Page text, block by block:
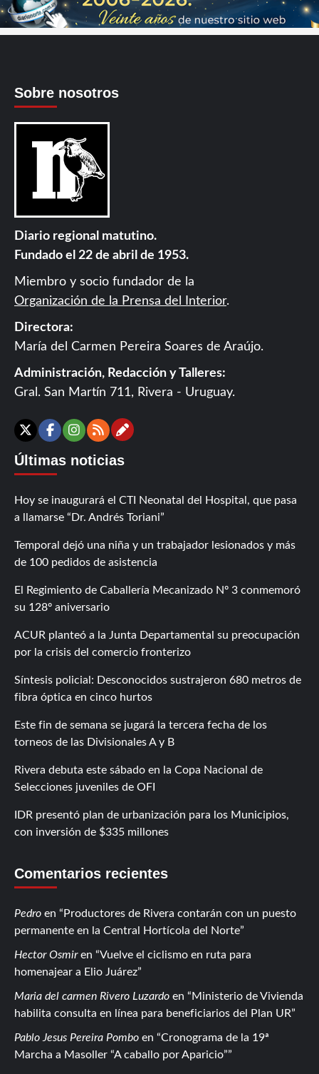
Sobre nosotros
Diario regional matutino.
Fundado el 22 de abril de 1953.
Miembro y socio fundador de la
Organización de la Prensa del Interior.
Directora:
María del Carmen Pereira Soares de Araújo.
Administración, Redacción y Talleres:
Gral. San Martín 711, Rivera - Uruguay.
X Facebook
Instagram
RSSContáctanos
Últimas noticias
Hoy se inaugurará el CTI Neonatal del Hospital, que pasa
a llamarse “Dr. Andrés Toriani”
Temporal dejó una niña y un trabajador lesionados y más
de 100 pedidos de asistencia
El Regimiento de Caballería Mecanizado Nº 3 conmemoró
su 128º aniversario
ACUR planteó a la Junta Departamental su preocupación
por la crisis del comercio fronterizo
Síntesis policial: Desconocidos sustrajeron 680 metros de
fibra óptica en cinco hurtos
Este fin de semana se jugará la tercera fecha de los
torneos de las Divisionales A y B
Rivera debuta este sábado en la Copa Nacional de
Selecciones juveniles de OFI
IDR presentó plan de urbanización para los Municipios,
con inversión de $335 millones
Comentarios recientes
Pedro en
Productores de Rivera contarán con un puesto
permanente en la Central Hortícola del Norte
Hector Osmiren
Vuelve el ciclismo en ruta para
homenajear a Elio Juárez
Maria del carmen Rivero Luzardo en
Ministerio de Vivienda
habilita consulta en línea para beneficiarios del Plan UR
Pablo Jesus Pereira Pombo en
Cronograma de la 19ª
Marcha a Masoller “A caballo por Aparicio”